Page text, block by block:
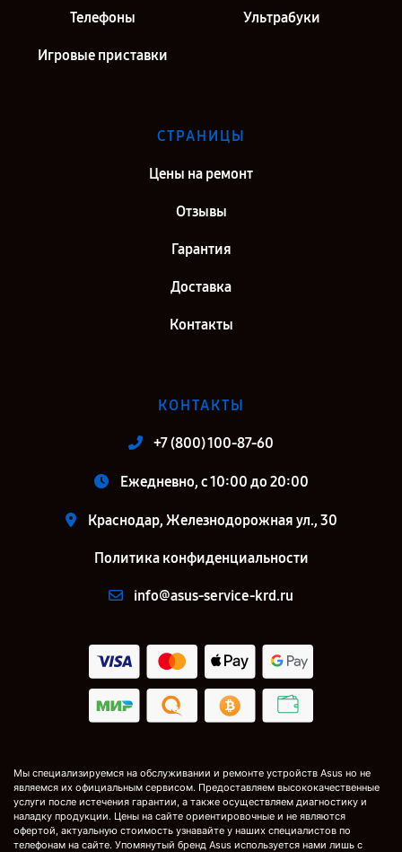
Телефоны Ультрабуки
Игровые приставки
СТРАНИЦЫ
Цены на ремонт
Отзывы
Гарантия
Доставка
Контакты
КОНТАКТЫ
+7 (800) 100-87-60
Ежедневно, с 10:00 до 20:00
Краснодар, Железнодорожная ул., 30
Политика конфиденциальности
info@asus-service-krd.ru
Мы специализируемся на обслуживании и ремонте устройств Asus но не
являемся их официальным сервисом. Предоставляем высококачественные
услуги после истечения гарантии, а также осуществляем диагностику и
наладку продукции. Цены на сайте ориентировочные и не являются
офертой, актуальную стоимость узнавайте у наших специалистов по
телефонам на сайте. Упомянутый бренд Asus используется нами лишь с